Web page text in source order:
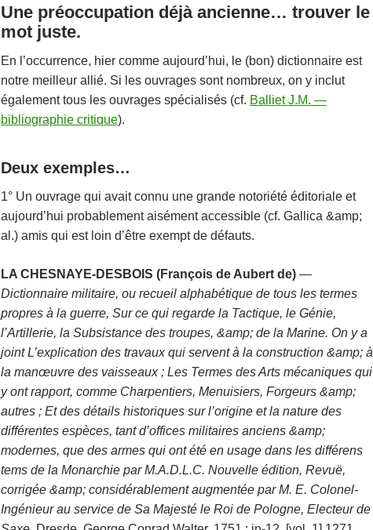
Une préoccupation déjà ancienne… trouver le
mot juste.
En l’occurrence, hier comme aujourd’hui, le (bon) dictionnaire est
notre meilleur allié. Si les ouvrages sont nombreux, on y inclut
également tous les ouvrages spécialisés (cf. Balliet J.M. —
bibliographie critique).
Deux exemples…
1° Un ouvrage qui avait connu une grande notoriété éditoriale et
aujourd’hui probablement aisément accessible (cf. Gallica &amp;
al.) amis qui est loin d’être exempt de défauts.
LA CHESNAYE-DESBOIS (François de Aubert de) —
Dictionnaire militaire, ou recueil alphabétique de tous les termes
propres à la guerre, Sur ce qui regarde la Tactique, le Génie,
l’Artillerie, la Subsistance des troupes, &amp; de la Marine. On y a
joint L’explication des travaux qui servent à la construction &amp; à
la manœuvre des vaisseaux ; Les Termes des Arts mécaniques qui
y ont rapport, comme Charpentiers, Menuisiers, Forgeurs &amp;
autres ; Et des détails historiques sur l’origine et la nature des
différentes espèces, tant d’offices militaires anciens &amp;
modernes, que des armes qui ont été en usage dans les différens
tems de la Monarchie par M.A.D.L.C. Nouvelle édition, Revuë,
corrigée &amp; considérablement augmentée par M. E. Colonel-
Ingénieur au service de Sa Majesté le Roi de Pologne, Electeur de